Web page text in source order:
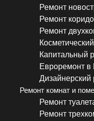
Ремонт
Ремонт
Ремонт
Капитальный
Евроремонт в
Дизайнерский
Ремонт комнат и
Ремонт
Ремонт